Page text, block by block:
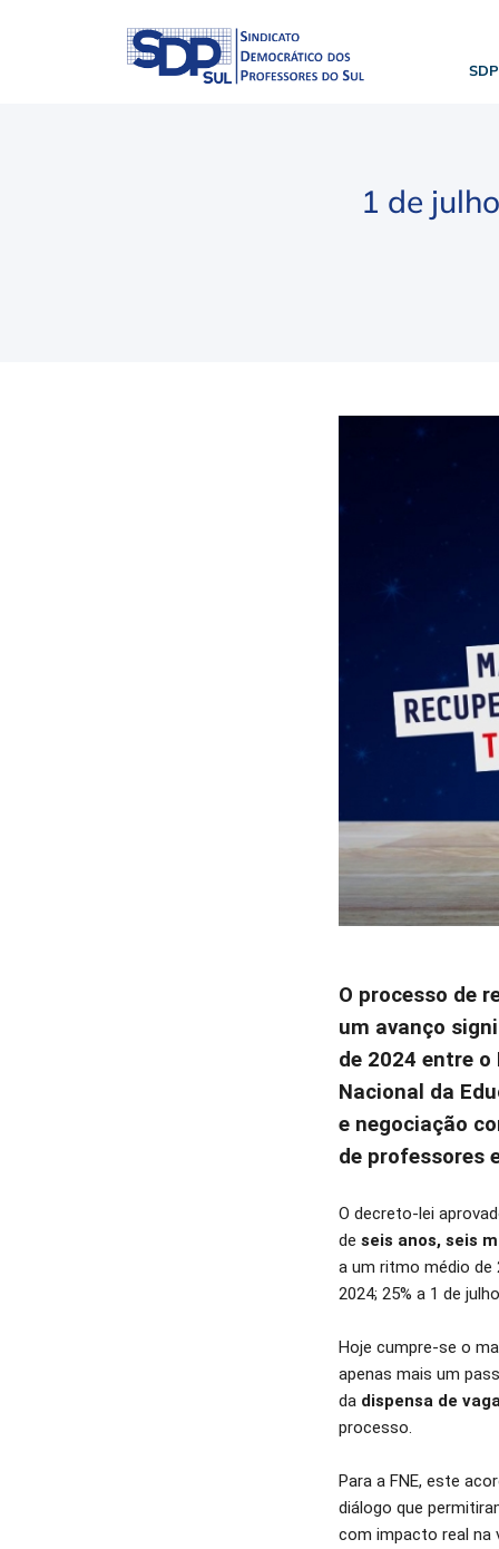
1 de
O processo de
um avanço
de 2024 entre o
Nacional da
e negociação
de professores
O decreto-lei
de seis anos, seis
a um ritmo médio de
2024; 25% a 1 de
Hoje cumpre-se o
apenas mais um
da dispensa de
processo.
Para a FNE, este
diálogo que
com impacto real na